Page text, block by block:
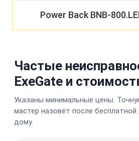
Power Back BNB-
Частые
ExeGate и
Указаны минимальные цены.
мастер назовёт после бесплатной
дому.